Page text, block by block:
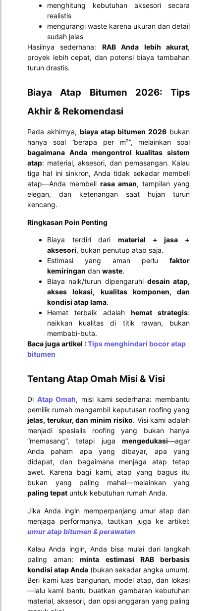
menghitung kebutuhan aksesori secara
realistis
mengurangi waste karena ukuran dan detail
sudah jelas
Hasilnya sederhana: RAB Anda lebih akurat,
proyek lebih cepat, dan potensi biaya tambahan
turun drastis.
Biaya Atap Bitumen 2026: Tips
Akhir & Rekomendasi
Pada akhirnya, biaya atap bitumen 2026 bukan
hanya soal “berapa per m²”, melainkan soal
bagaimana Anda mengontrol kualitas sistem
atap: material, aksesori, dan pemasangan. Kalau
tiga hal ini sinkron, Anda tidak sekadar membeli
atap—Anda membeli rasa aman, tampilan yang
elegan, dan ketenangan saat hujan turun
kencang.
Ringkasan Poin Penting
Biaya terdiri dari material + jasa +
aksesori, bukan penutup atap saja.
Estimasi yang aman perlu faktor
kemiringan dan waste.
Biaya naik/turun dipengaruhi desain atap,
akses lokasi, kualitas komponen, dan
kondisi atap lama.
Hemat terbaik adalah hemat strategis:
naikkan kualitas di titik rawan, bukan
membabi-buta.
Baca juga artikel :Tips menghindari bocor atap
bitumen
Tentang Atap Omah Misi & Visi
Di Atap Omah, misi kami sederhana: membantu
pemilik rumah mengambil keputusan roofing yang
jelas, terukur, dan minim risiko. Visi kami adalah
menjadi spesialis roofing yang bukan hanya
“memasang”, tetapi juga mengedukasi—agar
Anda paham apa yang dibayar, apa yang
didapat, dan bagaimana menjaga atap tetap
awet. Karena bagi kami, atap yang bagus itu
bukan yang paling mahal—melainkan yang
paling tepat untuk kebutuhan rumah Anda.
Jika Anda ingin memperpanjang umur atap dan
menjaga performanya, tautkan juga ke artikel:
umur atap bitumen & perawatan
Kalau Anda ingin, Anda bisa mulai dari langkah
paling aman:minta estimasi RAB berbasis
kondisi atap Anda (bukan sekadar angka umum).
Beri kami luas bangunan, model atap, dan lokasi
—lalu kami bantu buatkan gambaran kebutuhan
material, aksesori, dan opsi anggaran yang paling